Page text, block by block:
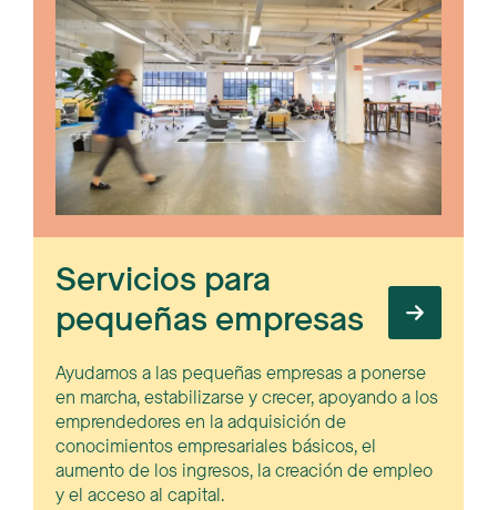
Servicios para
pequeñas empresas
Ayudamos a las pequeñas empresas a ponerse
en marcha, estabilizarse y crecer, apoyando a los
emprendedores en la adquisición de
conocimientos empresariales básicos, el
aumento de los ingresos, la creación de empleo
y el acceso al capital.